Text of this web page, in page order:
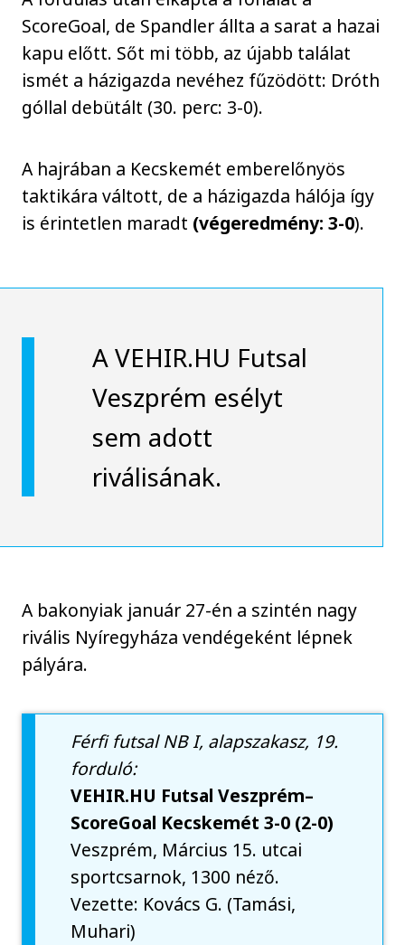
ScoreGoal, de Spandler állta a sarat a hazai
kapu előtt. Sőt mi több, az újabb találat
ismét a házigazda nevéhez fűzödött: Dróth
góllal debütált (30. perc: 3-0).
A hajrában a Kecskemét emberelőnyös
taktikára váltott, de a házigazda hálója így
is érintetlen maradt (végeredmény: 3-0).
A VEHIR.HU Futsal
Veszprém esélyt
sem adott
riválisának.
A bakonyiak január 27-én a szintén nagy
rivális Nyíregyháza vendégeként lépnek
pályára.
Férfi futsal NB I, alapszakasz, 19.
forduló:
VEHIR.HU Futsal Veszprém–
ScoreGoal Kecskemét 3-0 (2-0)
Veszprém, Március 15. utcai
sportcsarnok, 1300 néző.
Vezette: Kovács G. (Tamási,
Muhari)